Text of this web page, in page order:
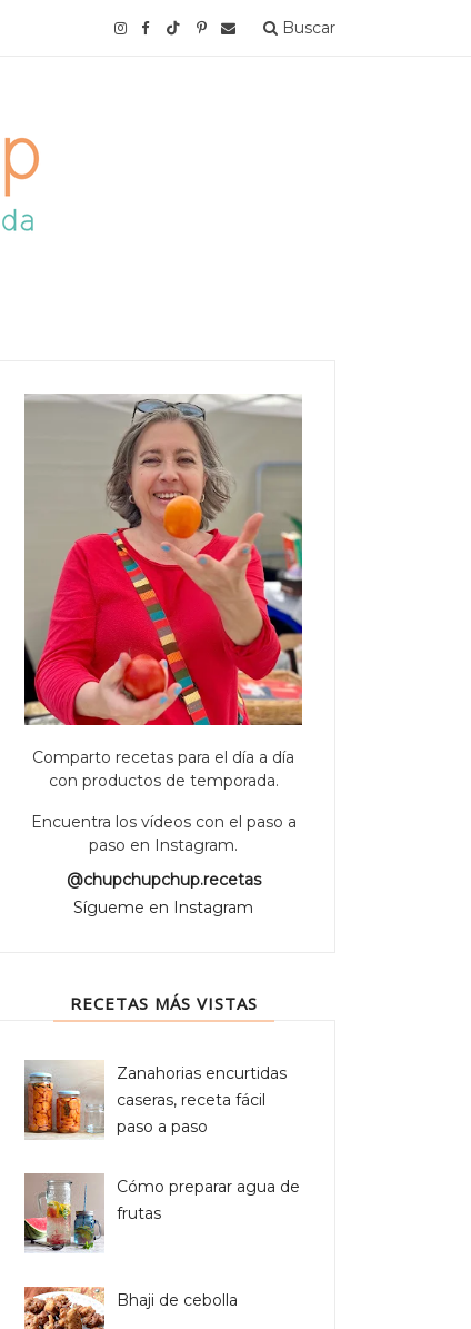
Buscar
Comparto recetas para el día a día
con productos de temporada.
Encuentra los vídeos con el paso a
paso en Instagram.
@chupchupchup.recetas
Sígueme en Instagram
RECETAS MÁS VISTAS
Zanahorias encurtidas
caseras, receta fácil
paso a paso
Cómo preparar agua de
frutas
Bhaji de cebolla